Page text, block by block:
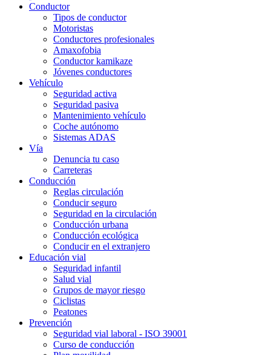
Conductor
Tipos de conductor
Motoristas
Conductores profesionales
Amaxofobia
Conductor kamikaze
Jóvenes conductores
Vehículo
Seguridad activa
Seguridad pasiva
Mantenimiento vehículo
Coche autónomo
Sistemas ADAS
Vía
Denuncia tu caso
Carreteras
Conducción
Reglas circulación
Conducir seguro
Seguridad en la circulación
Conducción urbana
Conducción ecológica
Conducir en el extranjero
Educación vial
Seguridad infantil
Salud vial
Grupos de mayor riesgo
Ciclistas
Peatones
Prevención
Seguridad vial laboral - ISO 39001
Curso de conducción